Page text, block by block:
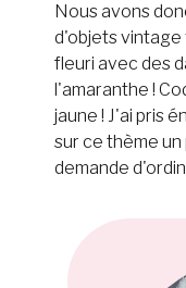
Nous avons
d'objets vintage
fleuri avec des
l'amaranthe !
jaune ! J'ai pris
sur ce thème
demande